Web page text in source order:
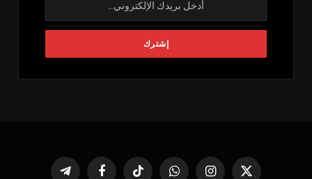
X الانستغرامواتساب تيكتوك فيسبوك تيلقرام